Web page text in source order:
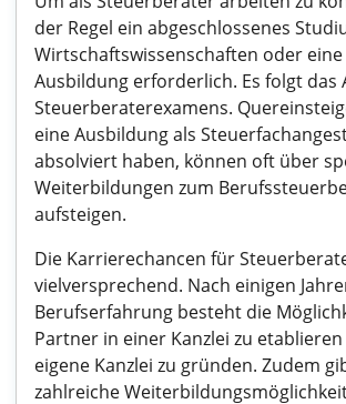
der Regel ein abgeschlossenes
Wirtschaftswissenschaften oder
Ausbildung erforderlich. Es folgt das
Steuerberaterexamens.
eine Ausbildung als
absolviert haben, können oft über
Weiterbildungen zum
aufsteigen.
Die Karrierechancen für
vielversprechend. Nach einigen
Berufserfahrung besteht die
Partner in einer Kanzlei zu
eigene Kanzlei zu gründen. Zudem
zahlreiche